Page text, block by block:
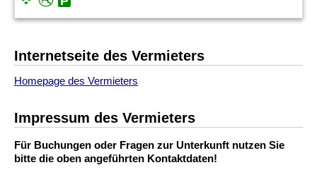
Internetseite des Vermieters
Homepage des Vermieters
Impressum des Vermieters
Für Buchungen oder Fragen zur Unterkunft nutzen Sie
bitte die oben angeführten Kontaktdaten!